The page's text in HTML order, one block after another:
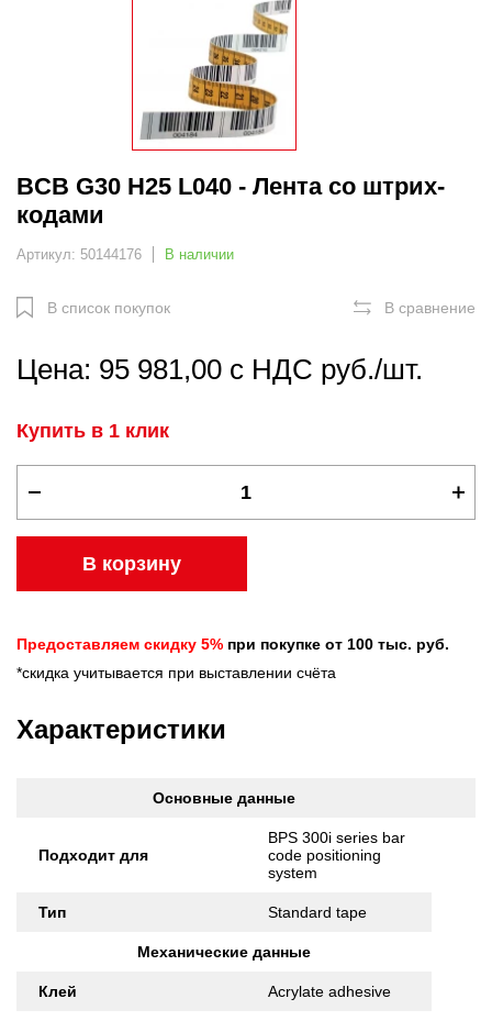
BCB G30 H25 L040 - Лента со штрих-
кодами
Артикул: 50144176 В наличии
В список покупок В сравнение
Цена: 95 981,00 с НДС руб./шт.
Купить в 1 клик
В корзину
Предоставляем скидку 5% при покупке от 100 тыс. руб.
*скидка учитывается при выставлении счёта
Характеристики
Основные данные
Подходит для
BPS 300i series bar
code positioning
system
Тип Standard tape
Механические данные
Клей Acrylate adhesive